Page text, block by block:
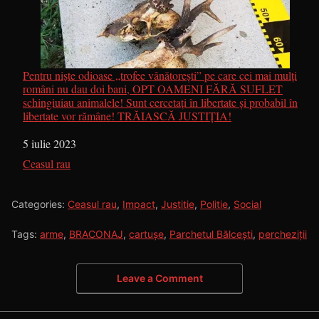
Pentru niște odioase „trofee vânătorești” pe care cei mai mulți
români nu dau doi bani, OPT OAMENI FĂRĂ SUFLET
schingiuiau animalele! Sunt cercetați în libertate și probabil în
libertate vor rămâne! TRĂIASCĂ JUSTIȚIA!
Dată
5 iulie 2023
În legătură cu
Ceasul rau
Categories: Ceasul rau, Impact, Justitie, Politie, Social
Tags: arme, BRACONAJ, cartușe, Parchetul Bălcești, percheziții
Leave a Comment